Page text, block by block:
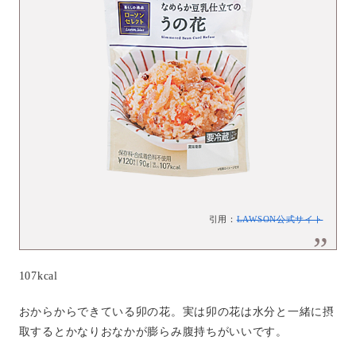
引用：LAWSON公式サイト
107kcal
おからからできている卯の花。実は卯の花は水分と一緒に摂
取するとかなりおなかが膨らみ腹持ちがいいです。